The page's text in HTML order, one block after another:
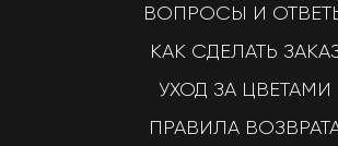
ВОПРОСЫ И
КАК СДЕЛАТЬ
УХОД ЗА ЦВЕТАМИ
ПРАВИЛА